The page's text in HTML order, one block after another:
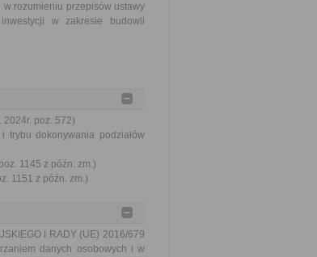
rozumieniu przepisów ustawy
w zakresie budowli
poz. 572)
dokonywania podziałów
1145 z późn. zm.)
1151 z późn. zm.)
I RADY (UE) 2016/679
danych osobowych i w